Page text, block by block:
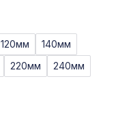
120мм
140мм
220мм
240мм